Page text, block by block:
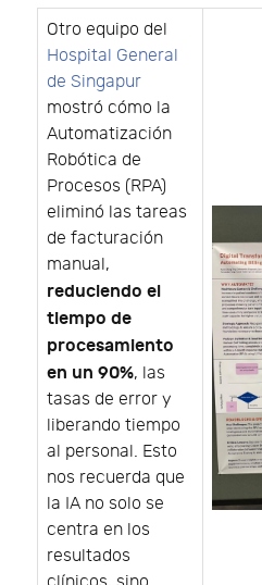
Otro equipo del
Hospital General
de Singapur
mostró cómo la
Automatización
Robótica de
Procesos (RPA)
eliminó las tareas
de facturación
manual,
reduciendo el
tiempo de
procesamiento
en un 90%, las
tasas de error y
liberando tiempo
al personal. Esto
nos recuerda que
la IA no solo se
centra en los
resultados